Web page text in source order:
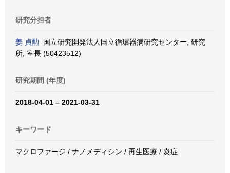
研究分担者
姜 貞勲 国立研究開発法人国立循環器病研究センター, 研究
所, 室長 (50423512)
研究期間 (年度)
2018-04-01 – 2021-03-31
キーワード
マクロファージ / ナノメディシン / 再生医療 / 炎症